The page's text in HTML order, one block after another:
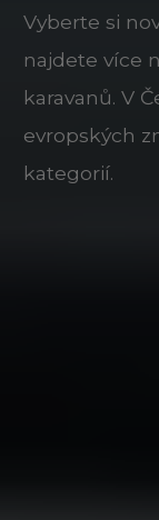
Vyberte si
najdete více
karavanů. V
evropských
kategorií.